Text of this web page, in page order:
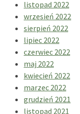
listopad 2022
wrzesień 2022
sierpień 2022
lipiec 2022
czerwiec 2022
maj 2022
kwiecień 2022
marzec 2022
grudzień 2021
listopad 2021